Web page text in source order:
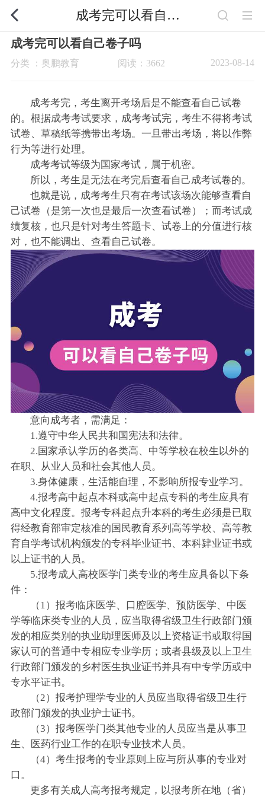
成考完可以看自己卷子吗
成考完可以看自己卷子吗
分类 ：奥鹏教育 2023-08-14
阅读：3662
成考考完，考生离开考场后是不能查看自己试卷
的。根据成考考试要求，成考考试完，考生不得将考试
试卷、草稿纸等携带出考场。一旦带出考场，将以作弊
行为等进行处理。
成考考试等级为国家考试，属于机密。
所以，考生是无法在考完后查看自己成考试卷的。
也就是说，成考考生只有在考试该场次能够查看自
己试卷（是第一次也是最后一次查看试卷）；而考试成
绩复核，也只是针对考生答题卡、试卷上的分值进行核
对，也不能调出、查看自己试卷。
意向成考者，需满足：
1.遵守中华人民共和国宪法和法律。
2.国家承认学历的各类高、中等学校在校生以外的
在职、从业人员和社会其他人员。
3.身体健康，生活能自理，不影响所报专业学习。
4.报考高中起点本科或高中起点专科的考生应具有
高中文化程度。报考专科起点升本科的考生必须是已取
得经教育部审定核准的国民教育系列高等学校、高等教
育自学考试机构颁发的专科毕业证书、本科肄业证书或
以上证书的人员。
5.报考成人高校医学门类专业的考生应具备以下条
件：
（1）报考临床医学、口腔医学、预防医学、中医
学等临床类专业的人员，应当取得省级卫生行政部门颁
发的相应类别的执业助理医师及以上资格证书或取得国
家认可的普通中专相应专业学历；或者县级及以上卫生
行政部门颁发的乡村医生执业证书并具有中专学历或中
专水平证书。
（2）报考护理学专业的人员应当取得省级卫生行
政部门颁发的执业护士证书。
（3）报考医学门类其他专业的人员应当是从事卫
生、医药行业工作的在职专业技术人员。
（4）考生报考的专业原则上应与所从事的专业对
口。
更多有关成人高考报考规定，以报考所在地（省）